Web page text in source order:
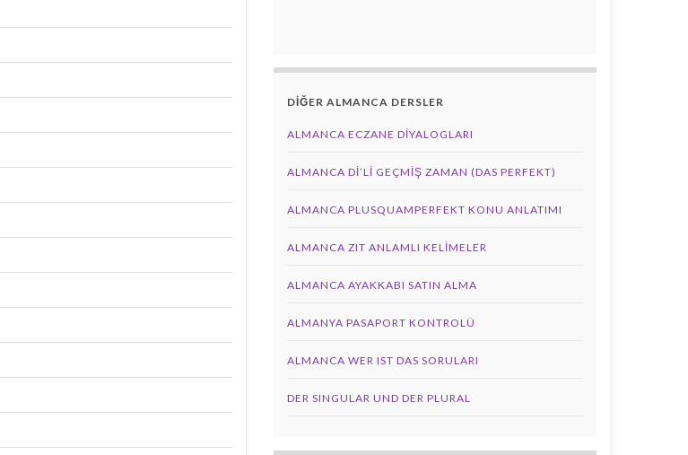
DİĞER ALMANCA DERSLER
ALMANCA ECZANE DIYALOGLARI
ALMANCA DI’LI GEÇMIŞ ZAMAN (DAS PERFEKT)
ALMANCA PLUSQUAMPERFEKT KONU ANLATIMI
ALMANCA ZIT ANLAMLI KELIMELER
ALMANCA AYAKKABI SATIN ALMA
ALMANYA PASAPORT KONTROLÜ
ALMANCA WER IST DAS SORULARI
DER SINGULAR UND DER PLURAL